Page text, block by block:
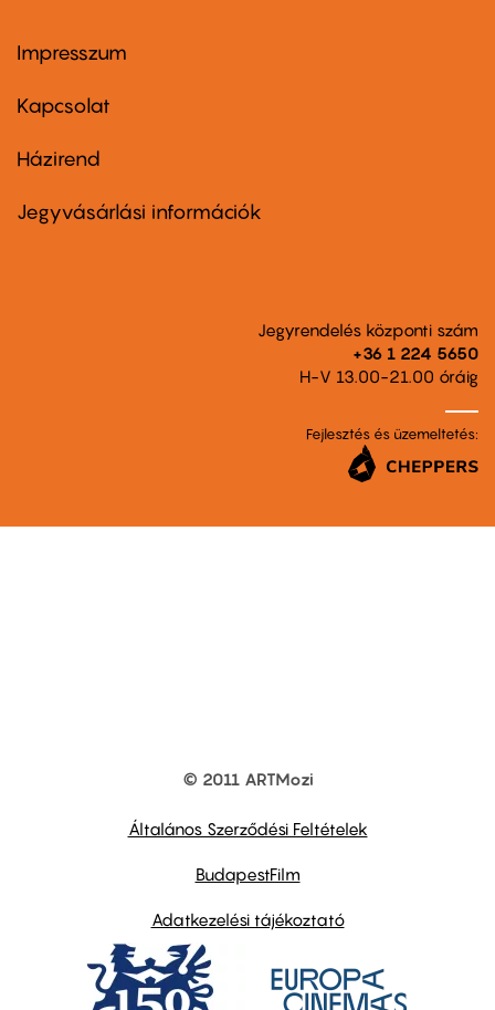
Footer
first
Impresszum
Kapcsolat
Footer
second
Házirend
Jegyvásárlási információk
Jegyrendelés központi szám
+36 1 224 5650
H-V 13.00-21.00 óráig
Fejlesztés és üzemeltetés:
© 2011 ARTMozi
Általános Szerződési Feltételek
BudapestFilm
Adatkezelési tájékoztató